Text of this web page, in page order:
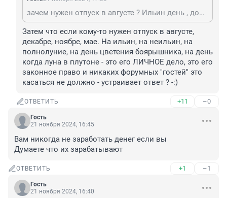
зачем нужен отпуск в августе ? Ильин день , дожди , похолодало -- лето кончилось
Затем что если кому-то нужен отпуск в августе,
декабре, ноябре, мае. На ильин, на неильин, на
полнолуние, на день цветения боярышника, на день
когда луна в плутоне - это его ЛИЧНОЕ дело, это его
законное право и никаких форумных "гостей" это
касаться не должно - устраивает ответ ? -:)
ОТВЕТИТЬ +11 –0
Гость
21 ноября 2024, 16:45
Вам никогда не заработать денег если вы
Думаете что их зарабатывают
ОТВЕТИТЬ +1 –1
Гость
21 ноября 2024, 16:40